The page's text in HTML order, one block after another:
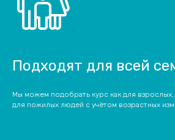
Подходят для всей
Мы можем подобрать курс как для взрослых,
для пожилых людей с учётом возрастных